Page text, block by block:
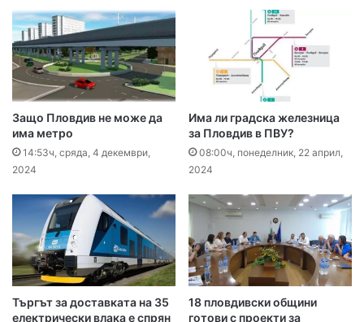
Защо Пловдив не може да
има метро
14:53ч, сряда, 4 декември,
2024
Има ли градска железница
за Пловдив в ПВУ?
08:00ч, понеделник, 22 април,
2024
Търгът за доставката на 35
електрически влака е спрян
18 пловдивски общини
готови с проекти за